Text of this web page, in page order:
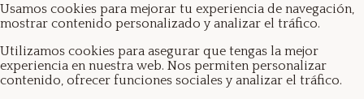
Usamos cookies para mejorar tu experiencia de navegación,
mostrar contenido personalizado y analizar el tráfico.
Utilizamos cookies para asegurar que tengas la mejor
experiencia en nuestra web. Nos permiten personalizar
contenido, ofrecer funciones sociales y analizar el tráfico.